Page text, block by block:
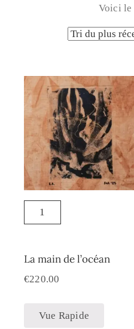
Voici le
La main de l’océan
€220.00
Vue Rapide